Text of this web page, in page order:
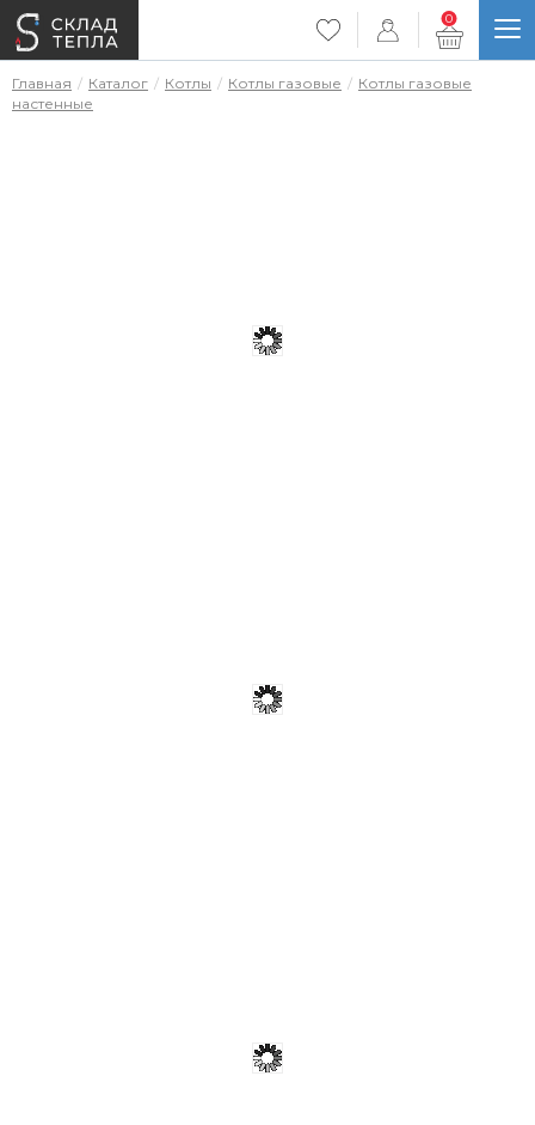
0
Главная Каталог Котлы Котлы газовые
Котлы газовые
настенные